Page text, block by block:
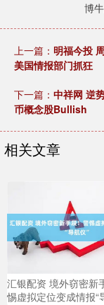
博
上一篇： 明福今投
美国情报部门抓狂
下一篇： 中祥网 逆
币概念股Bullish
相关文章
汇银配资 境外窃密新
惕虚拟定位变成情报“